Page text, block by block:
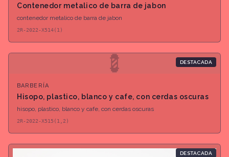
Contenedor metalico de barra de jabon
contenedor metalico de barra de jabon
2R-2022-X514(1)
💈 DESTACADA
BARBERÍA
Hisopo, plastico, blanco y cafe, con cerdas oscuras
hisopo, plastico, blanco y cafe, con cerdas oscuras
2R-2022-X515(1,2)
DESTACADA